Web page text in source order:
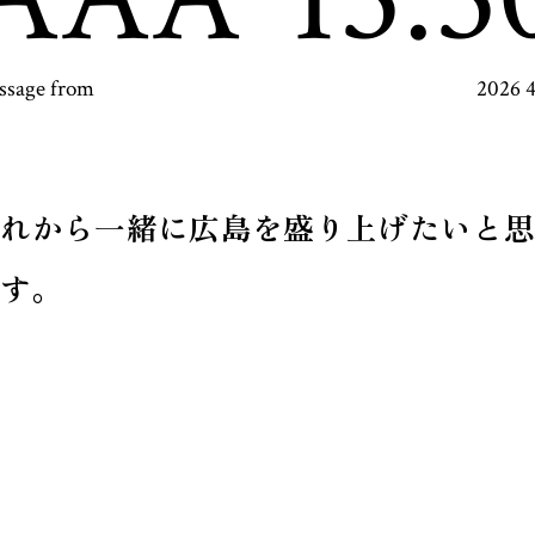
from 2026
から一緒に広島を盛り上げたいと
。